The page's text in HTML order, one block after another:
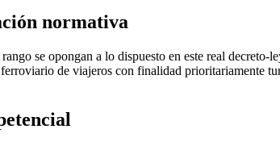
normativa
se opongan a lo dispuesto en este real
de viajeros con finalidad prioritariamente